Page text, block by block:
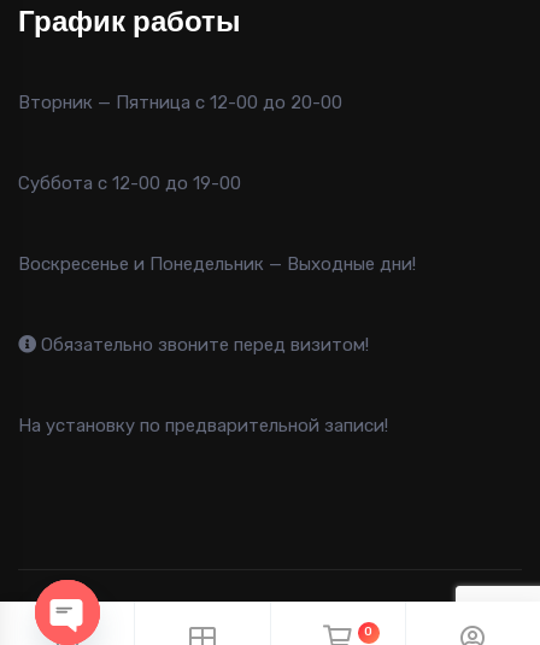
График работы
Вторник — Пятница с 12-00 до 20-00
Суббота с 12-00 до 19-00
Воскресенье и Понедельник — Выходные дни!
Обязательно звоните перед визитом!
На установку по предварительной записи!
2013-2025 B-FAST © Все права защищены
0